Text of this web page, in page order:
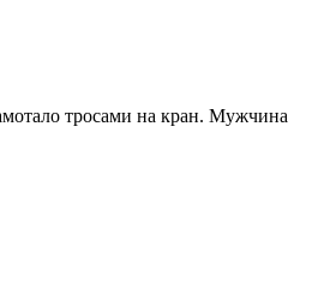
тросами на кран. Мужчина